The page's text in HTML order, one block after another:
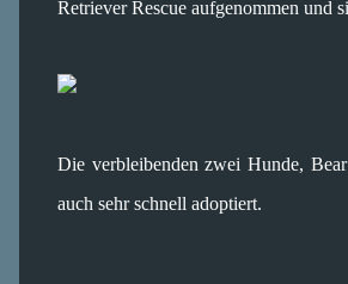
Retriever Rescue aufgenommen
Die verbleibenden zwei Hunde,
auch sehr schnell adoptiert.